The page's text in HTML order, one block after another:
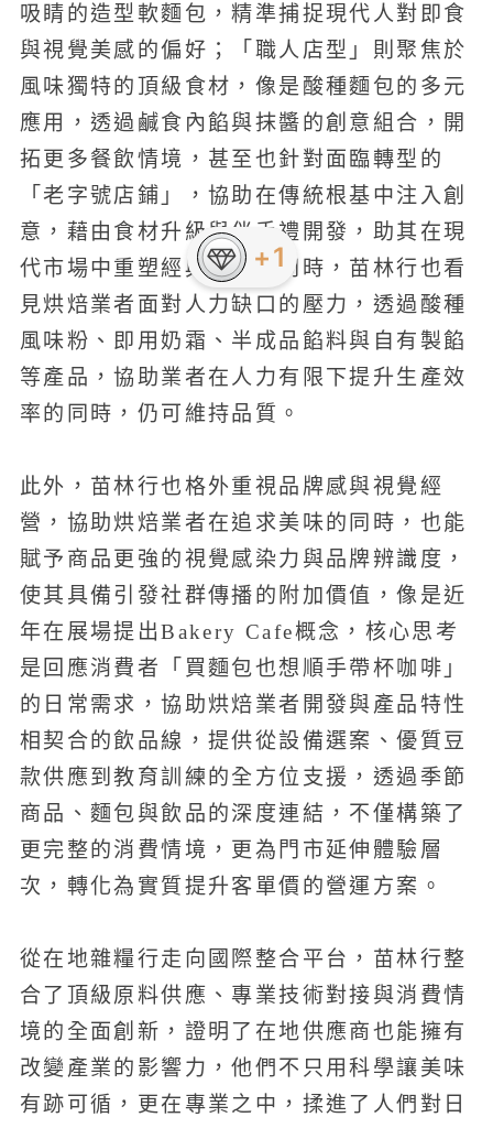
吸睛的造型軟麵包，精準捕捉現代人對即食
與視覺美感的偏好；「職人店型」則聚焦於
風味獨特的頂級食材，像是酸種麵包的多元
應用，透過鹹食內餡與抹醬的創意組合，開
拓更多餐飲情境，甚至也針對面臨轉型的
「老字號店鋪」，協助在傳統根基中注入創
意，藉由食材升級與伴手禮開發，助其在現
代市場中重塑經典價值。同時，苗林行也看
見烘焙業者面對人力缺口的壓力，透過酸種
風味粉、即用奶霜、半成品餡料與自有製餡
等產品，協助業者在人力有限下提升生產效
率的同時，仍可維持品質。
此外，苗林行也格外重視品牌感與視覺經
營，協助烘焙業者在追求美味的同時，也能
賦予商品更強的視覺感染力與品牌辨識度，
使其具備引發社群傳播的附加價值，像是近
年在展場提出Bakery Cafe概念，核心思考
是回應消費者「買麵包也想順手帶杯咖啡」
的日常需求，協助烘焙業者開發與產品特性
相契合的飲品線，提供從設備選案、優質豆
款供應到教育訓練的全方位支援，透過季節
商品、麵包與飲品的深度連結，不僅構築了
更完整的消費情境，更為門市延伸體驗層
次，轉化為實質提升客單價的營運方案。
從在地雜糧行走向國際整合平台，苗林行整
合了頂級原料供應、專業技術對接與消費情
境的全面創新，證明了在地供應商也能擁有
改變產業的影響力，他們不只用科學讓美味
有跡可循，更在專業之中，揉進了人們對日
+1